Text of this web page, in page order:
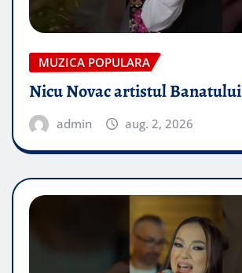
MUZICA POPULARA
Nicu Novac artistul Banatului
admin aug. 2, 2026